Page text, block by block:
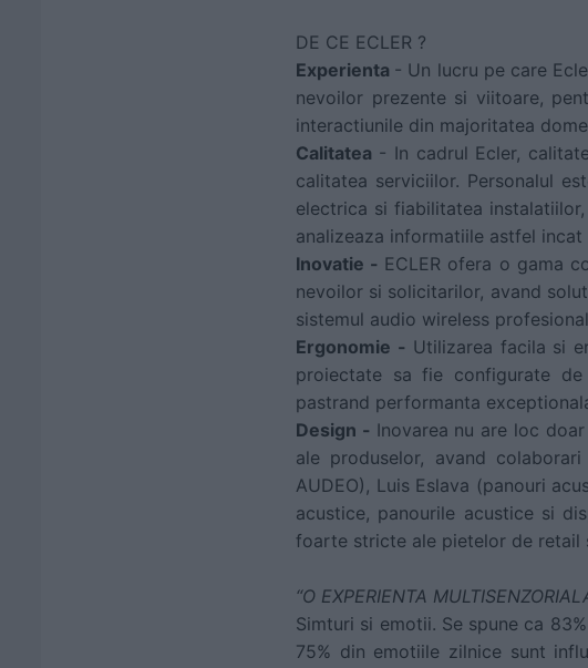
DE CE ECLER ?
Experienta - Un lucru pe care
nevoilor prezente si viitoare,
interactiunile din majoritatea
Calitatea - In cadrul Ecler,
calitatea serviciilor. Personalul
electrica si fiabilitatea
analizeaza informatiile astfel
Inovatie - ECLER ofera o gama
nevoilor si solicitarilor, avand
sistemul audio wireless
Ergonomie - Utilizarea facila si
proiectate sa fie configurate
pastrand performanta
Design - Inovarea nu are loc
ale produselor, avand
AUDEO), Luis Eslava (panouri
acustice, panourile acustice si
foarte stricte ale pietelor de retail
“O EXPERIENTA
Simturi si emotii. Se spune ca
75% din emotiile zilnice sunt